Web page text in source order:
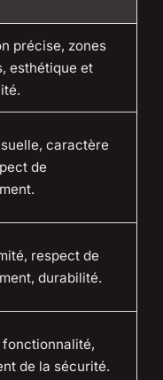
précise, zones
esthétique et
caractère
de
respect de
durabilité.
fonctionnalité,
de la sécurité.